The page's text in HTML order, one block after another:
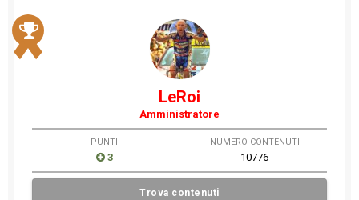
LeRoi
Amministratore
PUNTI
3
NUMERO CONTENUTI
10776
Trova contenuti